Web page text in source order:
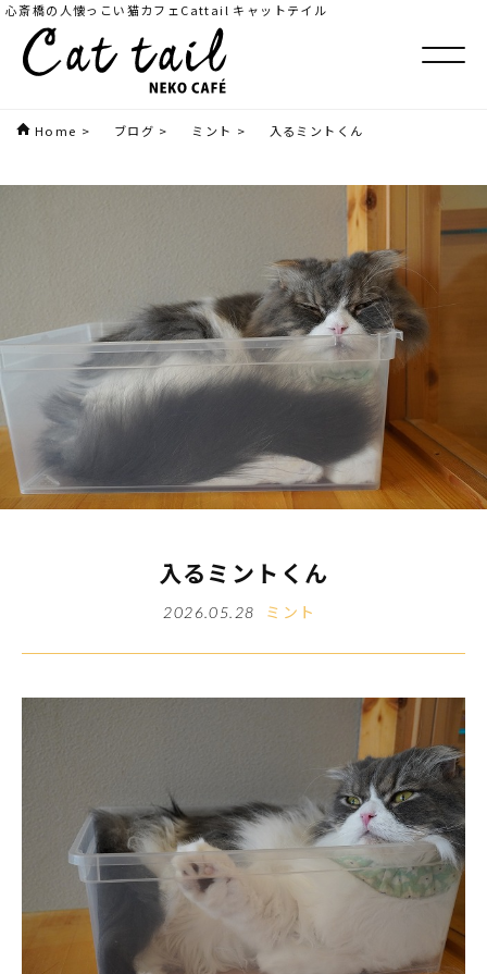
心斎橋の人懐っこい猫カフェCattail キャットテイル
Home > ブログ > ミント > 入るミントくん
入るミントくん
2026.05.28 ミント